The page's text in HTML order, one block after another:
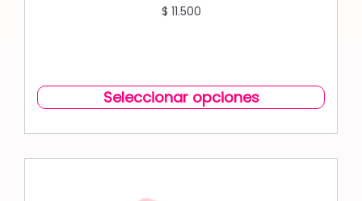
$ 11.500
Seleccionar opciones